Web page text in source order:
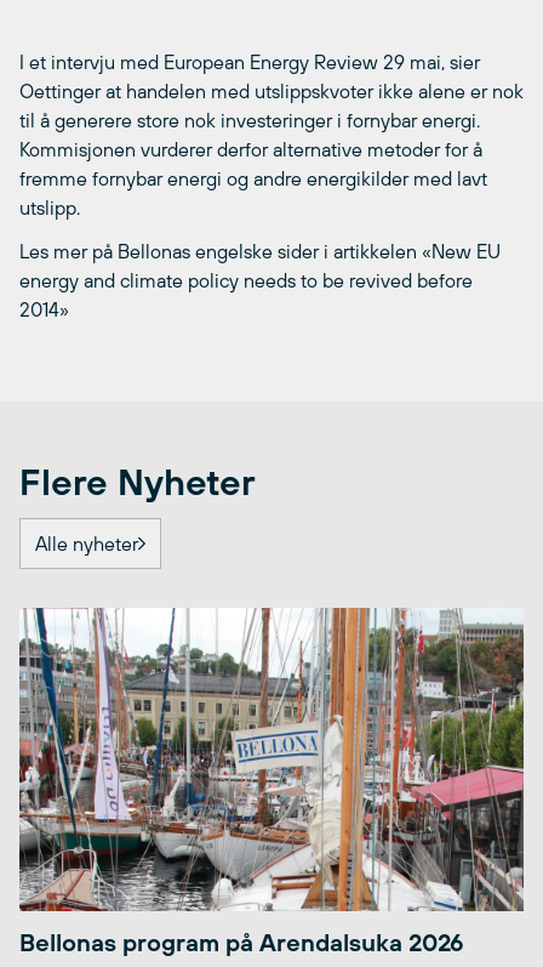
I et intervju med European Energy Review 29 mai, sier
Oettinger at handelen med utslippskvoter ikke alene er nok
til å generere store nok investeringer i fornybar energi.
Kommisjonen vurderer derfor alternative metoder for å
fremme fornybar energi og andre energikilder med lavt
utslipp.
Les mer på Bellonas engelske sider i artikkelen «New EU
energy and climate policy needs to be revived before
2014»
Flere Nyheter
Alle nyheter
Bellonas program på Arendalsuka 2026